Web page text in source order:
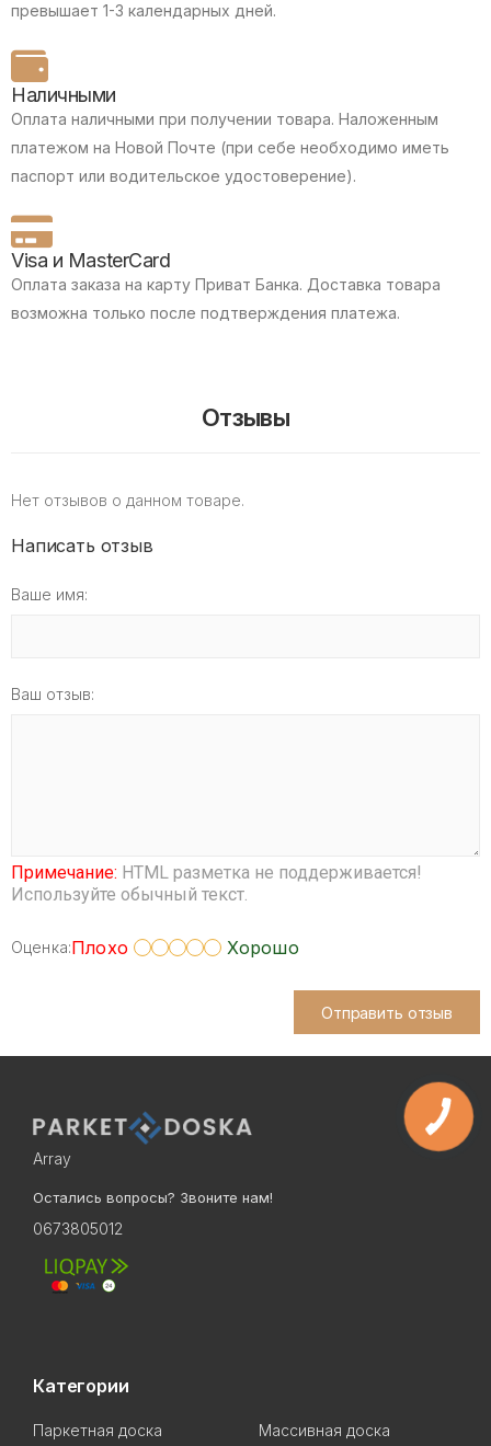
превышает 1-3 календарных дней.
Наличными
Оплата наличными при получении товара. Наложенным
платежом на Новой Почте (при себе необходимо иметь
паспорт или водительское удостоверение).
Visa и MasterCard
Оплата заказа на карту Приват Банка. Доставка товара
возможна только после подтверждения платежа.
Отзывы
Нет отзывов о данном товаре.
Написать отзыв
Ваше имя:
Ваш отзыв:
Примечание: HTML разметка не поддерживается!
Используйте обычный текст.
Оценка:Плохо Хорошо
Отправить отзыв
Array
Остались вопросы? Звоните нам!
0673805012
Категории
Паркетная доска
Массивная доска